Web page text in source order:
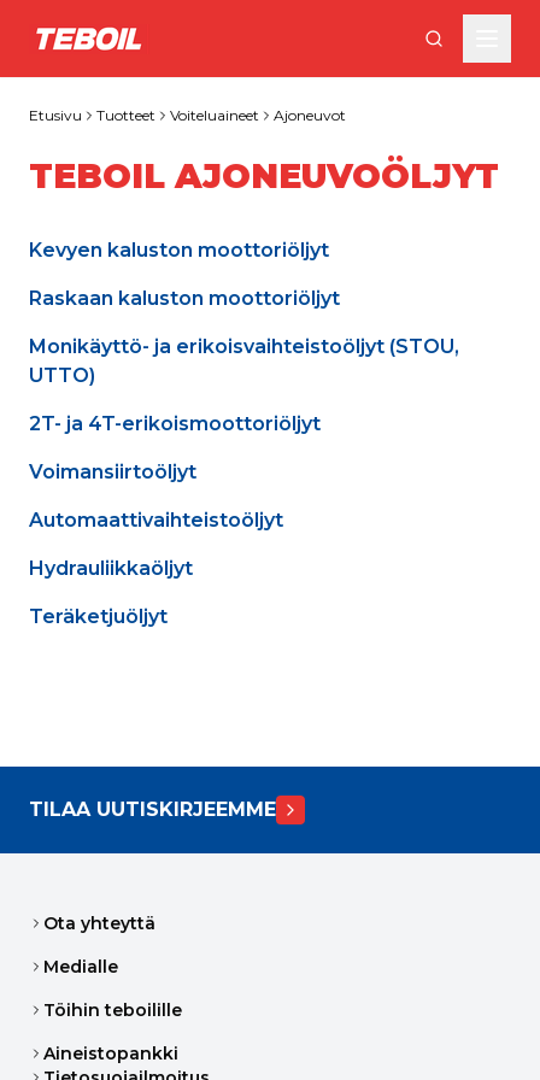
Siirry pääsisältöön
Etusivu Tuotteet Voiteluaineet Ajoneuvot
TEBOIL AJONEUVOÖLJYT
Kevyen kaluston moottoriöljyt
Raskaan kaluston moottoriöljyt
Monikäyttö- ja erikoisvaihteistoöljyt (STOU,
UTTO)
2T- ja 4T-erikoismoottoriöljyt
Voimansiirtoöljyt
Automaattivaihteistoöljyt
Hydrauliikkaöljyt
Teräketjuöljyt
TILAA UUTISKIRJEEMME
Ota yhteyttä
Medialle
Töihin teboilille
Aineistopankki